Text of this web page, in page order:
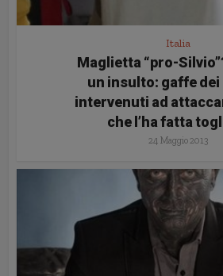
Italia
Maglietta “pro-
un insulto: gaffe
intervenuti ad
che l’ha fatta
24 Maggio 2013